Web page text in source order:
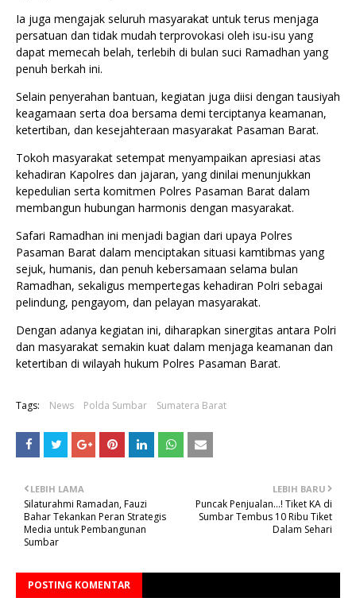
Ia juga mengajak seluruh masyarakat untuk terus menjaga
persatuan dan tidak mudah terprovokasi oleh isu-isu yang
dapat memecah belah, terlebih di bulan suci Ramadhan yang
penuh berkah ini.
Selain penyerahan bantuan, kegiatan juga diisi dengan tausiyah
keagamaan serta doa bersama demi terciptanya keamanan,
ketertiban, dan kesejahteraan masyarakat Pasaman Barat.
Tokoh masyarakat setempat menyampaikan apresiasi atas
kehadiran Kapolres dan jajaran, yang dinilai menunjukkan
kepedulian serta komitmen Polres Pasaman Barat dalam
membangun hubungan harmonis dengan masyarakat.
Safari Ramadhan ini menjadi bagian dari upaya Polres
Pasaman Barat dalam menciptakan situasi kamtibmas yang
sejuk, humanis, dan penuh kebersamaan selama bulan
Ramadhan, sekaligus mempertegas kehadiran Polri sebagai
pelindung, pengayom, dan pelayan masyarakat.
Dengan adanya kegiatan ini, diharapkan sinergitas antara Polri
dan masyarakat semakin kuat dalam menjaga keamanan dan
ketertiban di wilayah hukum Polres Pasaman Barat.
Tags: News Polda Sumbar Sumatera Barat
LEBIH BARU
Puncak Penjualan…! Tiket KA di
Sumbar Tembus 10 Ribu Tiket
Dalam Sehari
LEBIH LAMA
Silaturahmi Ramadan, Fauzi
Bahar Tekankan Peran Strategis
Media untuk Pembangunan
Sumbar
POSTING KOMENTAR